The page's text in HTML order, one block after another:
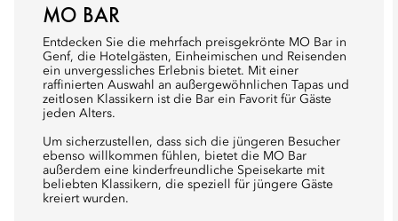
MO BAR
Entdecken Sie die mehrfach preisgekrönte MO Bar in
Genf, die Hotelgästen, Einheimischen und Reisenden
ein unvergessliches Erlebnis bietet. Mit einer
raffinierten Auswahl an außergewöhnlichen Tapas und
zeitlosen Klassikern ist die Bar ein Favorit für Gäste
jeden Alters.
Um sicherzustellen, dass sich die jüngeren Besucher
ebenso willkommen fühlen, bietet die MO Bar
außerdem eine kinderfreundliche Speisekarte mit
beliebten Klassikern, die speziell für jüngere Gäste
kreiert wurden.